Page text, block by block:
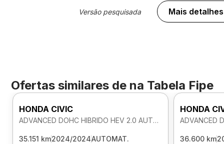
Versão pesquisada Mais detalhes
Ofertas similares de na Tabela Fipe
HONDA CIVIC
ADVANCED DOHC HIBRIDO HEV 2.0 AUTOMATICO
35.151 km2024/2024AUTOMAT.
HONDA
36.600 km